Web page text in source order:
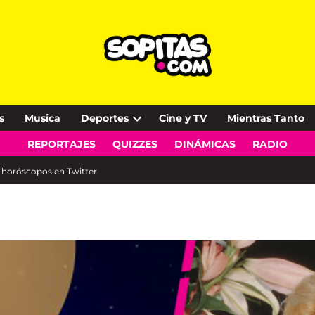
Musica Deportes
Open
dropdown
Cine y TV Mientras Tanto
REPORTAJES QUIZZES DINÁMICAS RADIO
horóscopos en Twitter